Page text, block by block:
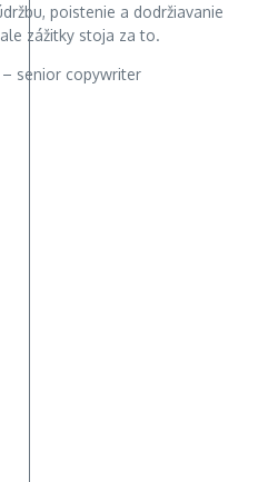
poistenie a dodržiavanie
zážitky stoja za to.
senior copywriter